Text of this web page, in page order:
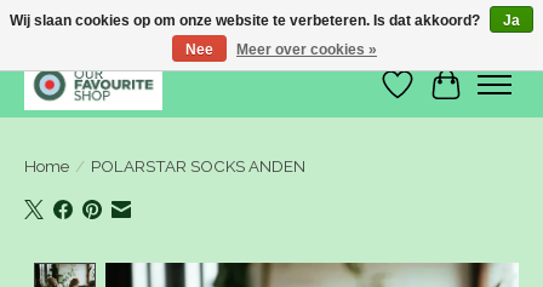
Verlanglijst
Home / POLARSTAR SOCKS ANDEN
Product image slideshow Items
Wij slaan cookies op om onze website te verbeteren. Is dat akkoord?
Ja
Nee
Meer over cookies »